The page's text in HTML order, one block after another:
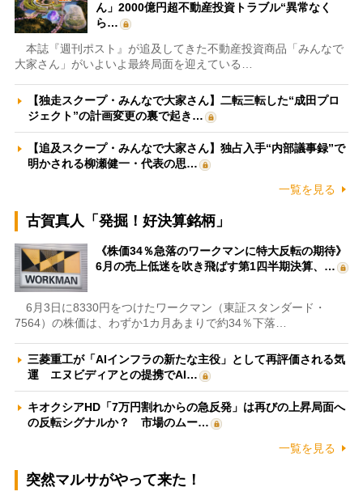
ん」2000億円超不動産投資トラブル“異常なく
ら…
本誌『週刊ポスト』が追及してきた不動産投資商品「みんなで
大家さん」がいよいよ最終局面を迎えている…
【独走スクープ・みんなで大家さん】二転三転した“成田プロ
ジェクト”の計画変更の裏で起き…
【追及スクープ・みんなで大家さん】独占入手“内部議事録”で
明かされる柳瀬健一・代表の思…
一覧を見る
古賀真人「発掘！好決算銘柄」
《株価34％急落のワークマンに特大反転の期待》
6月の売上低迷を吹き飛ばす第1四半期決算、…
6月3日に8330円をつけたワークマン（東証スタンダード・
7564）の株価は、わずか1カ月あまりで約34％下落…
三菱重工が「AIインフラの新たな主役」として再評価される気
運 エヌビディアとの提携でAI…
キオクシアHD「7万円割れからの急反発」は再びの上昇局面へ
の反転シグナルか？ 市場のムー…
一覧を見る
突然マルサがやって来た！